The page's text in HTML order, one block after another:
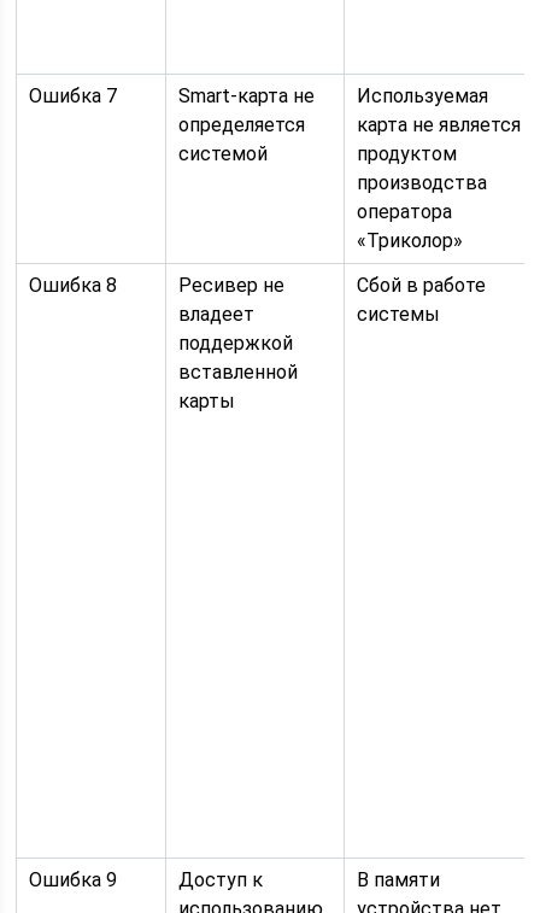
Ошибка 7
Smart-карта не
определяется
системой
Используемая
карта не является
продуктом
производства
оператора
«Триколор»
Ошибка 8
Ресивер не
владеет
поддержкой
вставленной
карты
Сбой в работе
системы
Ошибка 9
Доступ к
В памяти